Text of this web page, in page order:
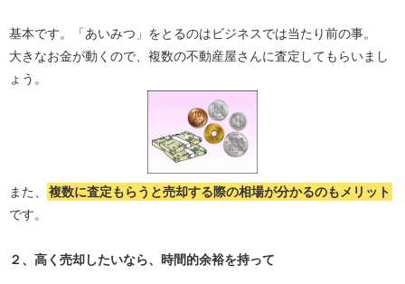
基本です。「あいみつ」をとるのはビジネスでは当たり前の事。
大きなお金が動くので、複数の不動産屋さんに査定してもらいまし
ょう。
また、 複数に査定もらうと売却する際の相場が分かるのもメリット
です。
２、高く売却したいなら、時間的余裕を持って